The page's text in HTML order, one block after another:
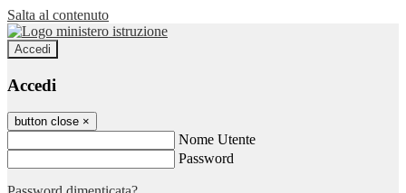
Salta al contenuto
Accedi
Accedi
button close ×
Nome Utente
Password